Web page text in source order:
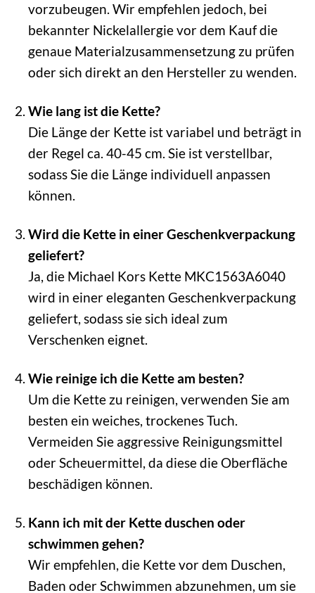
vorzubeugen. Wir empfehlen jedoch, bei
bekannter Nickelallergie vor dem Kauf die
genaue Materialzusammensetzung zu prüfen
oder sich direkt an den Hersteller zu wenden.
Wie lang ist die Kette?
Die Länge der Kette ist variabel und beträgt in
der Regel ca. 40-45 cm. Sie ist verstellbar,
sodass Sie die Länge individuell anpassen
können.
Wird die Kette in einer Geschenkverpackung
geliefert?
Ja, die Michael Kors Kette MKC1563A6040
wird in einer eleganten Geschenkverpackung
geliefert, sodass sie sich ideal zum
Verschenken eignet.
Wie reinige ich die Kette am besten?
Um die Kette zu reinigen, verwenden Sie am
besten ein weiches, trockenes Tuch.
Vermeiden Sie aggressive Reinigungsmittel
oder Scheuermittel, da diese die Oberfläche
beschädigen können.
Kann ich mit der Kette duschen oder
schwimmen gehen?
Wir empfehlen, die Kette vor dem Duschen,
Baden oder Schwimmen abzunehmen, um sie